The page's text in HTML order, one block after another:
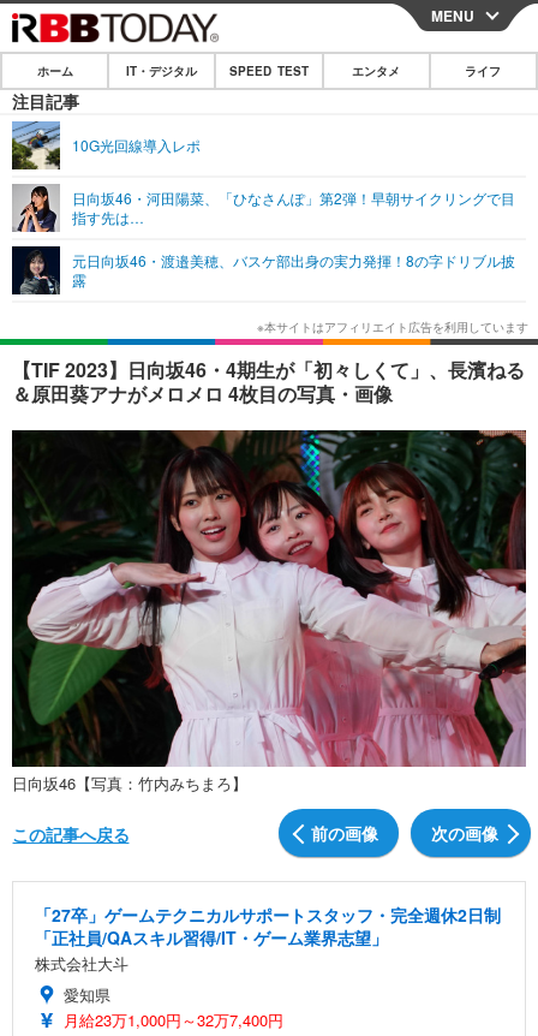
CLOSE
ホーム
IT・デジタル
ネタ
ショッピング その他
SPEED TEST
エンタメ
韓国・芸能
音楽 スポーツ
ショッピング その他
ライフ
ライフTOP グルメ
ペット ショッピング
その他
リリース一覧
プッシュ通知の停止方法
MENU
ホーム IT・デジタル SPEED TEST エンタメ ライフ
注目記事
10G光回線導入レポ
日向坂46・河田陽菜、「ひなさんぽ」第2弾！早朝サイクリングで目
指す先は…
元日向坂46・渡邉美穂、バスケ部出身の実力発揮！8の字ドリブル披
露
【TIF 2023】日向坂46・4期生が「初々しくて」、長濱ねる
＆原田葵アナがメロメロ 4枚目の写真・画像
日向坂46【写真：竹内みちまろ】
前の画像 次の画像
この記事へ戻る
「27卒」ゲームテクニカルサポートスタッフ・完全週休2日制
「正社員/QAスキル習得/IT・ゲーム業界志望」
株式会社大斗
愛知県
月給23万1,000円～32万7,400円